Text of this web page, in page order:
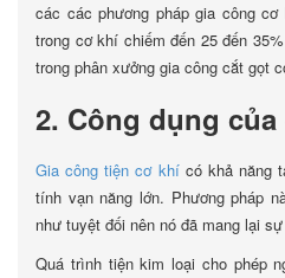
các các phương pháp gia công
trong cơ khí chiếm đến 25 đến
trong phân xưởng gia công cắt gọt
2. Công dụng
Gia công tiện cơ khícó khả năng
tính vạn năng lớn. Phương pháp
như tuyệt đối nên nó đã mang lại
Quá trình tiện kim loại cho phép